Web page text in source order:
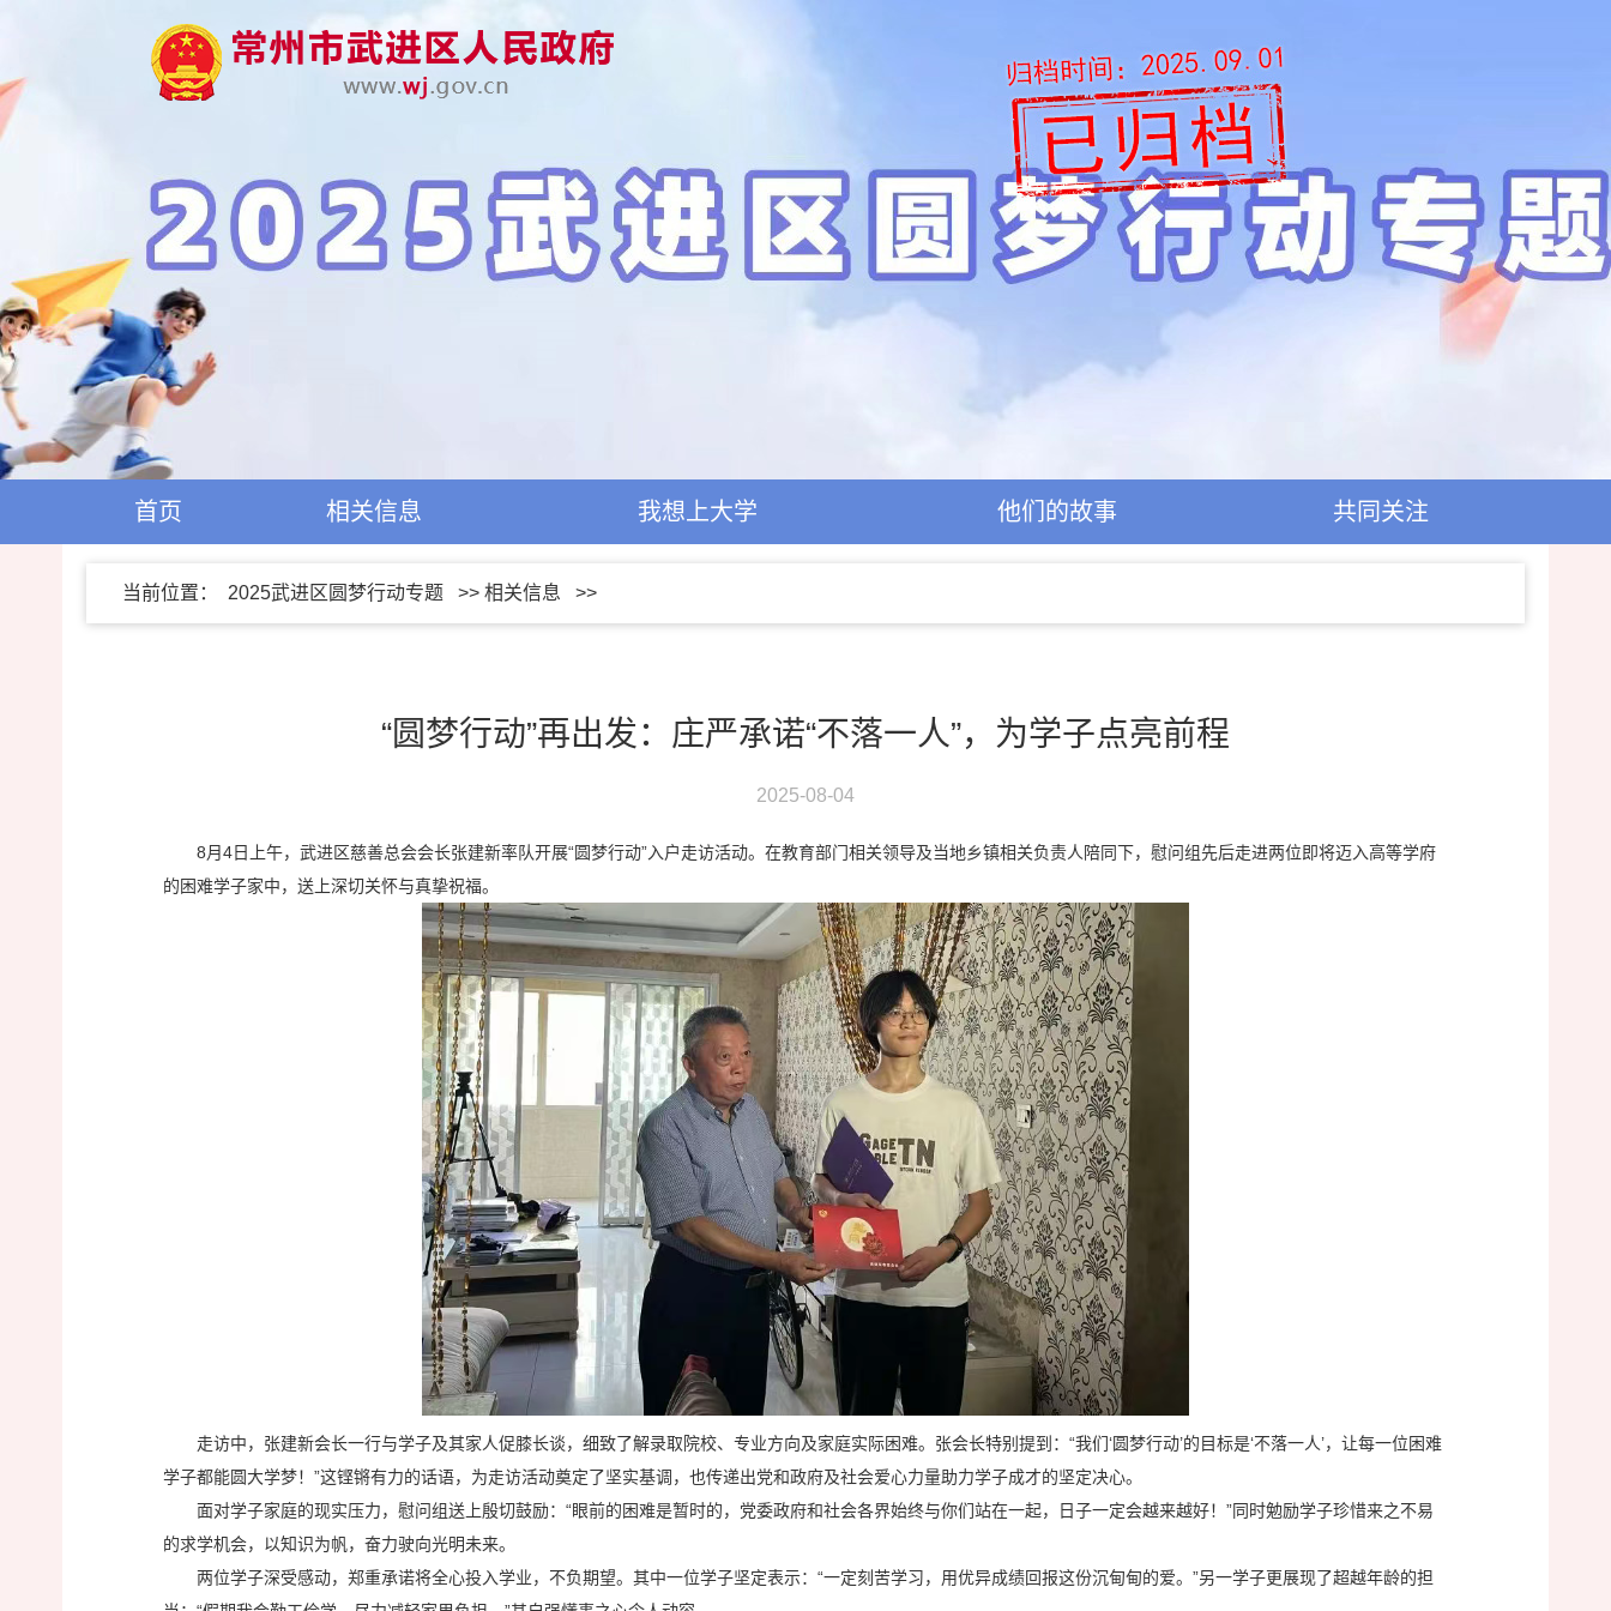
首页 相关信息 我想上大学 他们的故事 共同关注
当前位置： 2025武进区圆梦行动专题 >> 相关信息 >>
“圆梦行动”再出发：庄严承诺“不落一人”，为学子点亮前程
2025-08-04
8月4日上午，武进区慈善总会会长张建新率队开展“圆梦行动”入户走访活动。在教育部门相关领导及当地乡镇相关负责人陪同下，慰问组先后走进两位即将迈入高等学府
的困难学子家中，送上深切关怀与真挚祝福。
走访中，张建新会长一行与学子及其家人促膝长谈，细致了解录取院校、专业方向及家庭实际困难。张会长特别提到：“我们‘圆梦行动’的目标是‘不落一人’，让每一位困难
学子都能圆大学梦！”这铿锵有力的话语，为走访活动奠定了坚实基调，也传递出党和政府及社会爱心力量助力学子成才的坚定决心。
面对学子家庭的现实压力，慰问组送上殷切鼓励：“眼前的困难是暂时的，党委政府和社会各界始终与你们站在一起，日子一定会越来越好！”同时勉励学子珍惜来之不易
的求学机会，以知识为帆，奋力驶向光明未来。
两位学子深受感动，郑重承诺将全心投入学业，不负期望。其中一位学子坚定表示：“一定刻苦学习，用优异成绩回报这份沉甸甸的爱。”另一学子更展现了超越年龄的担